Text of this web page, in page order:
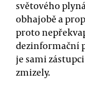
světového
obhajobě a
proto
dezinformační
je sami
zmizely.